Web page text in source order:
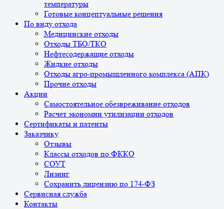
температуры
Готовые концептуальные решения
По виду отхода
Медицинские отходы
Отходы ТБО/ТКО
Нефтесодержащие отходы
Жидкие отходы
Отходы агро-промышленного комплекса (АПК)
Прочие отходы
Акции
Самостоятельное обезвреживание отходов
Расчет экономии утилизации отходов
Сертификаты и патенты
Заказчику
Отзывы
Классы отходов по ФККО
СОУТ
Лизинг
Сохранить лицензию по 174-ФЗ
Сервисная служба
Контакты